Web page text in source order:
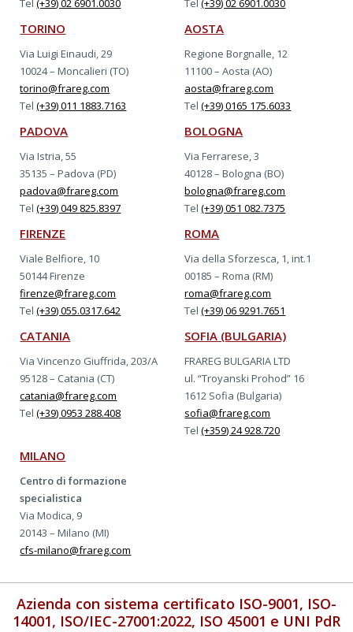
Tel(+39) 02 6901.0030
Tel(+39) 02 6901.0030
TORINO
Via Luigi Einaudi, 29
10024 – Moncalieri (TO)
torino@frareg.com
Tel(+39) 011 1883.7163
AOSTA
Regione Borgnalle, 12
11100 – Aosta (AO)
aosta@frareg.com
Tel(+39) 0165 175.6033
PADOVA
Via Istria, 55
35135 – Padova (PD)
padova@frareg.com
Tel(+39) 049 825.8397
BOLOGNA
Via Ferrarese, 3
40128 – Bologna (BO)
bologna@frareg.com
Tel(+39) 051 082.7375
FIRENZE
Viale Belfiore, 10
50144 Firenze
firenze@frareg.com
Tel(+39) 055.0317.642
ROMA
Via della Sforzesca, 1, int.1
00185 – Roma (RM)
roma@frareg.com
Tel(+39) 06 9291.7651
CATANIA
Via Vincenzo Giuffrida, 203/A
95128 – Catania (CT)
catania@frareg.com
Tel(+39) 0953 288.408
SOFIA (BULGARIA)
FRAREG BULGARIA LTD
ul. “Troyanski Prohod” 16
1612 Sofia (Bulgaria)
sofia@frareg.com
Tel(+359) 24 928.720
MILANO
Centro di formazione
specialistica
Via Modica, 9
20143 – Milano (MI)
cfs-milano@frareg.com
Azienda con sistema certificato ISO-9001, ISO-
14001, ISO/IEC-27001:2022, ISO 45001 e UNI PdR